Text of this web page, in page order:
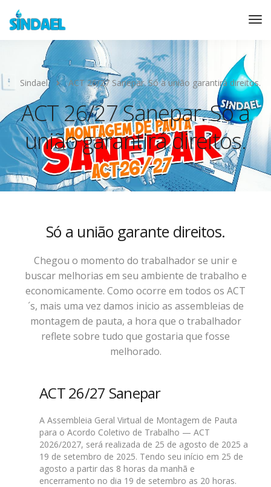
Sindael ACT 26/27 Sanepar. Só a união garantirá direitos.
ACT 26/27 Sanepar. Só a
união garantirá direitos.
Só a união garante direitos.
Chegou o momento do trabalhador se unir e
buscar melhorias em seu ambiente de trabalho e
economicamente. Como ocorre em todos os ACT
´s, mais uma vez damos inicio as assembleias de
montagem de pauta, a hora que o trabalhador
reflete sobre tudo que gostaria que fosse
melhorado.
ACT 26/27 Sanepar
A Assembleia Geral Virtual de Montagem de Pauta
para o Acordo Coletivo de Trabalho — ACT
2026/2027, será realizada de 25 de agosto de 2025 a
19 de setembro de 2025. Tendo seu início em 25 de
agosto a partir das 8 horas da manhã e
encerramento no dia 19 de setembro as 20 horas.